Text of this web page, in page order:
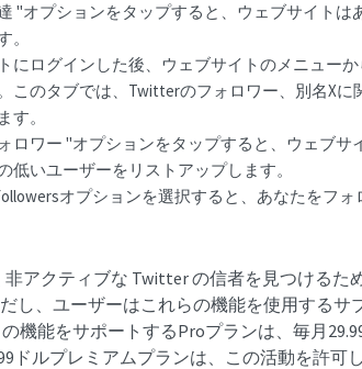
"オプションをタップすると、ウェブサイトは
。
にログインした後、ウェブサイトのメニュー
このタブでは、Twitterのフォロワー、別名X
す。
ロワー "オプションをタップすると、ウェブサ
低いユーザーをリストアップします。
オプションを選択すると、あなたをフ
アクティブな Twitter の信者を見つけるた
し、ユーザーはこれらの機能を使用するサ
機能をサポートするProプランは、毎月
ドルプレミアムプランは、この活動を許可し